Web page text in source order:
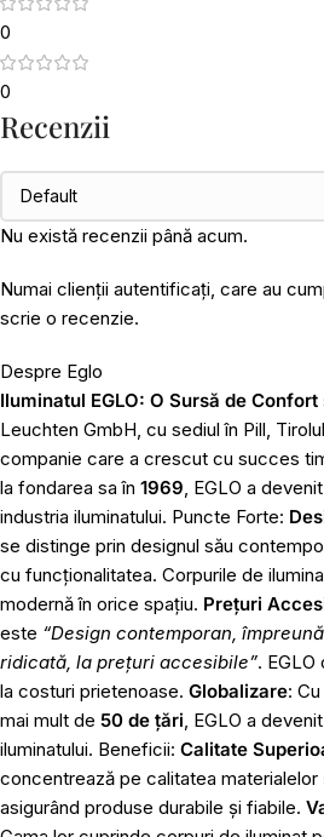
0
0
Recenzii
Nu există recenzii până acum.
Numai clienții autentificați, care au
scrie o recenzie.
Despre Eglo
Iluminatul EGLO: O Sursă de Confort
Leuchten GmbH, cu sediul în Pill,
companie care a crescut cu succes
la fondarea sa în 1969, EGLO a
industria iluminatului. Puncte Forte:
se distinge prin designul său
cu funcționalitatea. Corpurile de
modernă în orice spațiu. Prețuri
este “Design contemporan,
ridicată, la prețuri accesibile”.
la costuri prietenoase. Globalizare:
mai mult de 50 de țări, EGLO a
iluminatului. Beneficii: Calitate
concentrează pe calitatea
asigurând produse durabile și fiabile.